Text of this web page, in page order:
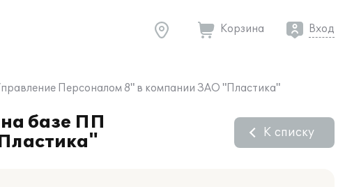
Корзина Вход
Персоналом 8" в компании ЗАО "Пластика"
базе ПП
К списку